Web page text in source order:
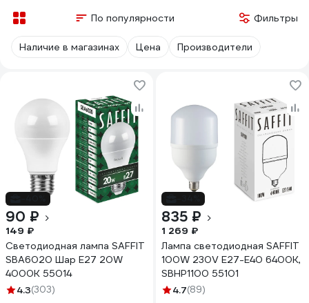
По популярности Фильтры
Наличие в магазинах Цена Производители
90 ₽
149 ₽
Светодиодная лампа SAFFIT
SBA6020 Шар E27 20W
4000K 55014
4.3(303)
835 ₽
1 269 ₽
Лампа светодиодная SAFFIT
100W 230V Е27-E40 6400K,
SBHP1100 55101
4.7(89)